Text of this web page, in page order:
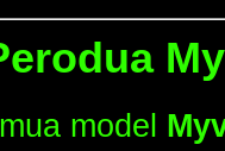
model